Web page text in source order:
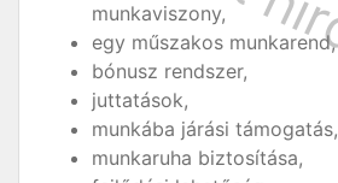
munkaviszony,
egy műszakos munkarend,
bónusz rendszer,
juttatások,
munkába járási támogatás,
munkaruha biztosítása,